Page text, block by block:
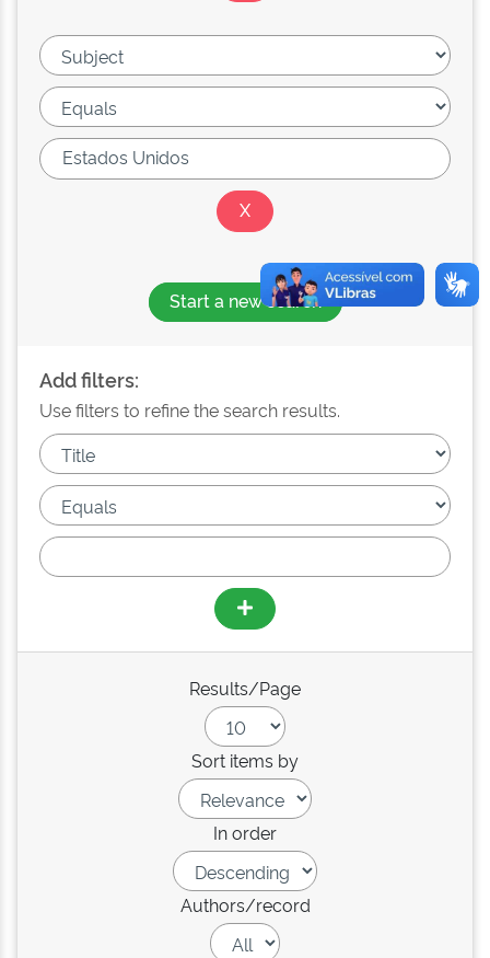
Start a new search
Add filters:
Use filters to refine the search results.
Results/Page
Sort items by
In order
Authors/record